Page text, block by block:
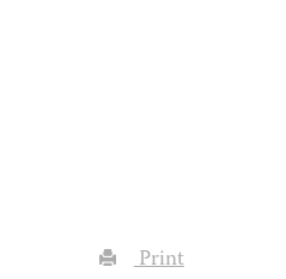
Print